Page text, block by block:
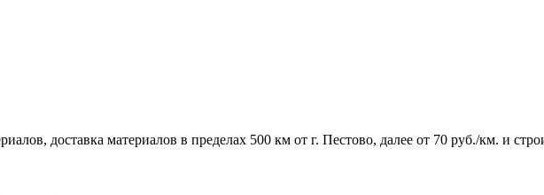
доставка материалов в пределах 500 км от г. Пестово, далее от 70 руб./км. и